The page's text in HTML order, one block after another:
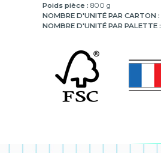
Poids pièce : 800 g
NOMBRE D'UNITÉ PAR CARTON :
NOMBRE D'UNITÉ PAR PALETTE :